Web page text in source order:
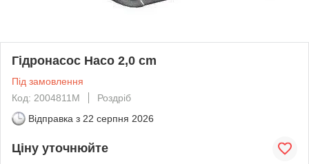
Гідронасос Haco 2,0 cm
Під замовлення
Код: 2004811M
Роздріб
Відправка з 22 серпня 2026
Ціну уточнюйте